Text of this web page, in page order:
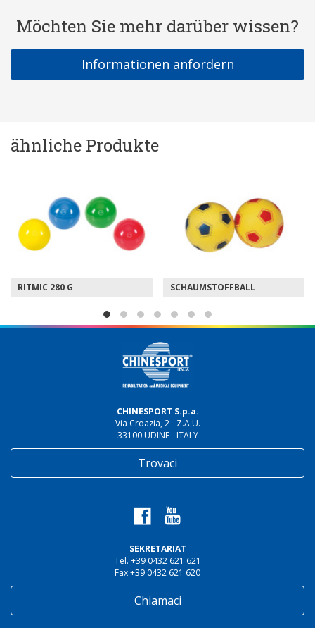
Möchten Sie mehr darüber wissen?
Informationen anfordern
ähnliche Produkte
RITMIC 280 G SCHAUMSTOFFBALL
CHINESPORT S.p.a.
Via Croazia, 2 - Z.A.U.
33100 UDINE - ITALY
Trovaci
SEKRETARIAT
Tel. +39 0432 621 621
Fax +39 0432 621 620
Chiamaci